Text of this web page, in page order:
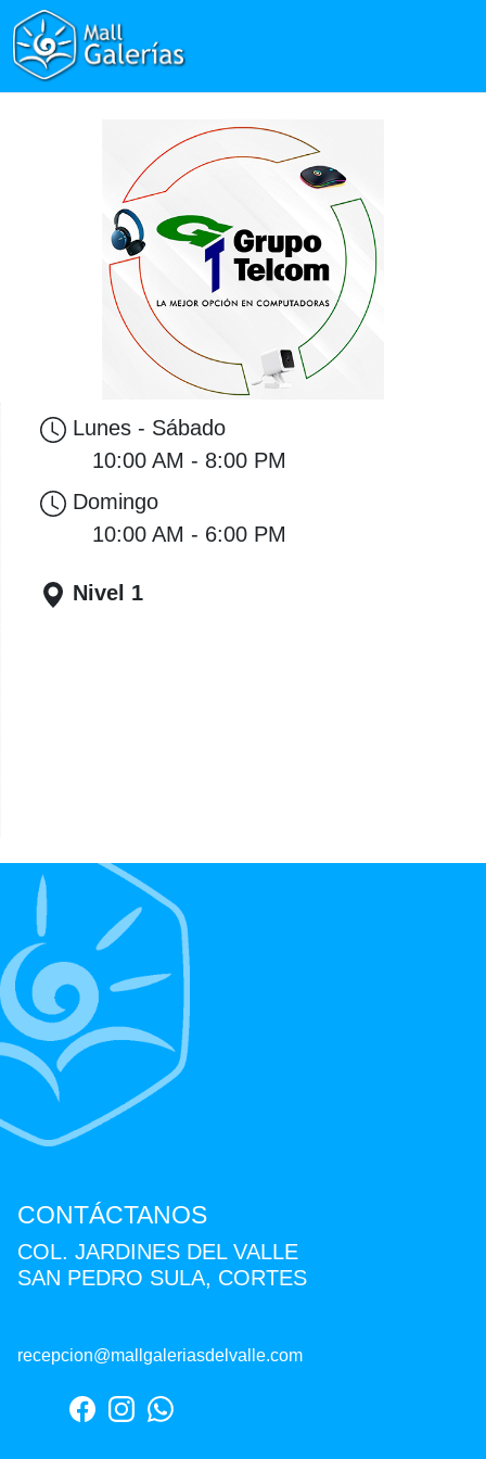
Lunes - Sábado
10:00 AM - 8:00 PM
Domingo
10:00 AM - 6:00 PM
Nivel 1
CONTÁCTANOS
COL. JARDINES DEL VALLE
SAN PEDRO SULA, CORTES
recepcion@mallgaleriasdelvalle.com